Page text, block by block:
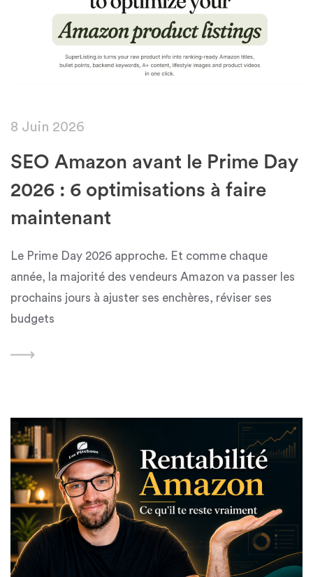
8 Juin 2026
SEO Amazon avant le Prime Day
2026 : 6 optimisations à faire
maintenant
Le Prime Day 2026 approche. Et comme chaque
année, la majorité des vendeurs Amazon va passer les
prochains jours à ajuster ses enchères, réviser ses
budgets